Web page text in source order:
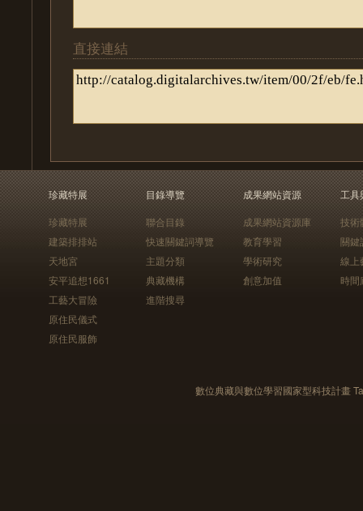
直接連結
珍藏特展
珍藏特展
建築排排站
天地宮
安平追想1661
工藝大冒險
原住民儀式
原住民服飾
目錄導覽
聯合目錄
快速關鍵詞導覽
主題分類
典藏機構
進階搜尋
成果網站資源
成果網站資源庫
教育學習
學術研究
創意加值
工具
技術
關鍵
線上
時間
數位典藏與數位學習國家型科技計畫